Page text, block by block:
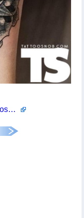
http://www.tattoosnob.com/tag/penrose-triangle/